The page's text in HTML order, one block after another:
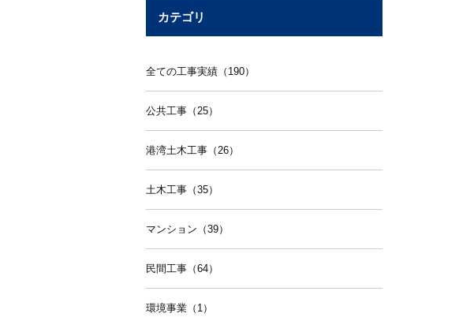
カテゴリ
全ての工事実績（190）
公共工事（25）
港湾土木工事（26）
土木工事（35）
マンション（39）
民間工事（64）
環境事業（1）